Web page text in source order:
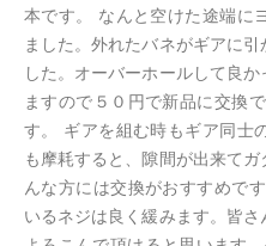
本です。 なんと空けた途端に
ました。外れたバネがギアに
した。オーバーホールして良
ますので５０円で新品に交換
す。 ギアを組む時もギア同士
も摩耗すると、隙間が出来て
んな方には交換がおすすめで
いるネジは良く緩みます。皆